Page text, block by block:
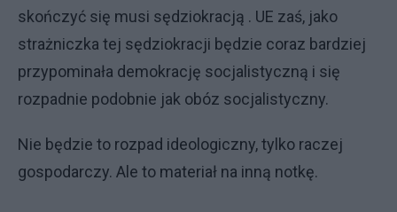
skończyć się musi sędziokracją . UE zaś, jako
strażniczka tej sędziokracji będzie coraz bardziej
przypominała demokrację socjalistyczną i się
rozpadnie podobnie jak obóz socjalistyczny.
Nie będzie to rozpad ideologiczny, tylko raczej
gospodarczy. Ale to materiał na inną notkę.